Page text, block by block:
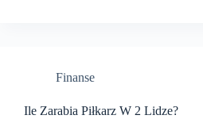
Finanse
Ile Zarabia Piłkarz W 2 Lidze?